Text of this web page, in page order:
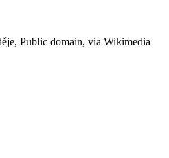
Public domain, via Wikimedia